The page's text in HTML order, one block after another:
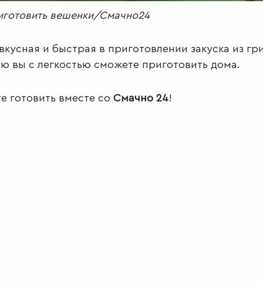
вешенки/Смачно24
и быстрая в приготовлении закуска из
вы с легкостью сможете приготовить дома.
готовить вместе со Смачно 24!